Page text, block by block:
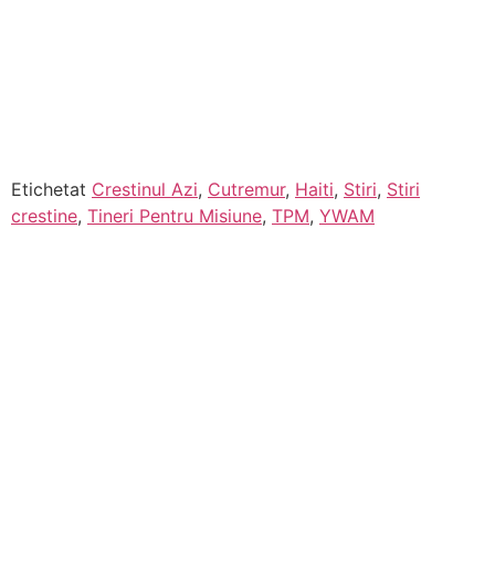
Etichetat Crestinul Azi, Cutremur, Haiti, Stiri, Stiri
crestine, Tineri Pentru Misiune, TPM, YWAM